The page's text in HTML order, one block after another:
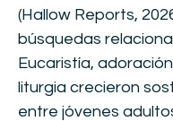
(Hallow Reports,
búsquedas
Eucaristía,
liturgia crecieron
entre jóvenes